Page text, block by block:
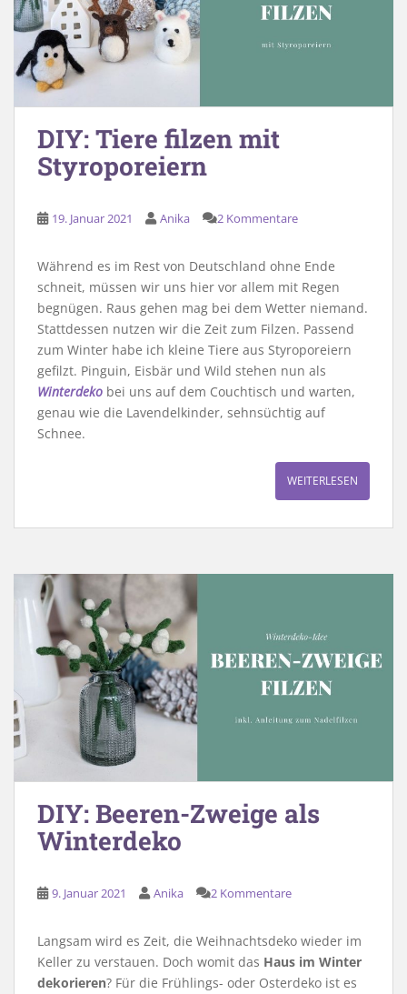
DIY: Tiere filzen mit
Styroporeiern
19. Januar 2021 Anika 2 Kommentare
Während es im Rest von Deutschland ohne Ende
schneit, müssen wir uns hier vor allem mit Regen
begnügen. Raus gehen mag bei dem Wetter niemand.
Stattdessen nutzen wir die Zeit zum Filzen. Passend
zum Winter habe ich kleine Tiere aus Styroporeiern
gefilzt. Pinguin, Eisbär und Wild stehen nun als
Winterdeko bei uns auf dem Couchtisch und warten,
genau wie die Lavendelkinder, sehnsüchtig auf
Schnee.
WEITERLESEN
DIY: Beeren-Zweige als
Winterdeko
9. Januar 2021 Anika 2 Kommentare
Langsam wird es Zeit, die Weihnachtsdeko wieder im
Keller zu verstauen. Doch womit das Haus im Winter
dekorieren? Für die Frühlings- oder Osterdeko ist es